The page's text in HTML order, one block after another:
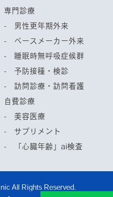
専門診療
- 男性更年期外来
- ペースメーカー外来
- 睡眠時無呼吸症候群
- 予防接種・検診
- 訪問診療・訪問看護
自費診療
- 美容医療
- サプリメント
- 「心臓年齢」ai検査
All Rights Reserved.